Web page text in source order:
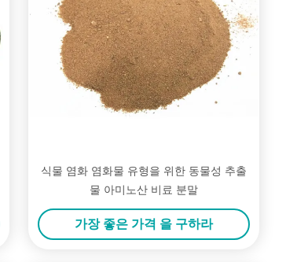
식물 염화 염화물 유형을 위한 동물성 추출
물 아미노산 비료 분말
가장 좋은 가격 을 구하라